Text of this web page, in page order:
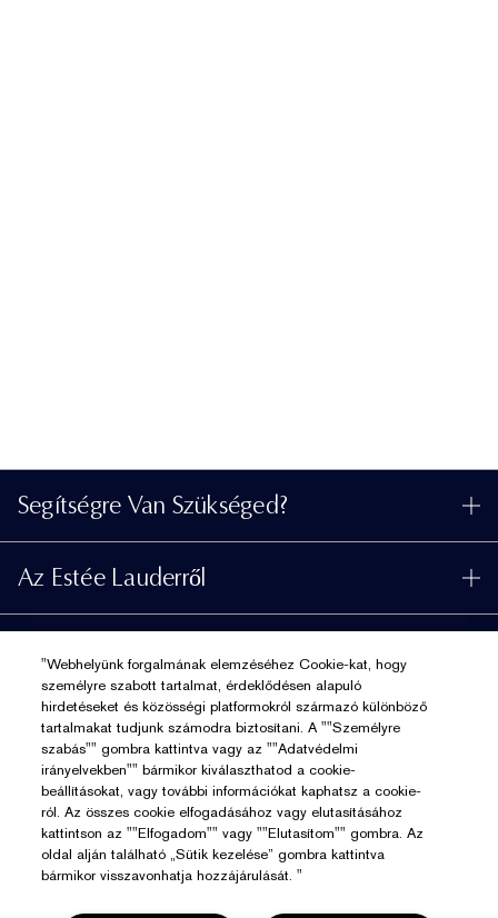
Segítségre Van Szükséged?
Kapcsolat
Kapcsolat a Gyártóval
Szállítási Adatok
Visszaküldés És Csere
GYIK
Chat Most
Az Estée Lauderről
Vállalati Információk
Összetevők Szójegyzéke
Karrier
Promóciók
Üzletkereső
Adatvédelem És Feltételek
Adatvédelmi Szabályzat
Felhasználói Feltételek
Általános Szerződési Feltételek
Ajándékkártya Felhasználási Feltételek
Estée Lauder Inc
"Webhelyünk forgalmának elemzéséhez Cookie-kat, hogy
személyre szabott tartalmat, érdeklődésen alapuló
hirdetéseket és közösségi platformokról származó különböző
tartalmakat tudjunk számodra biztosítani. A ""Személyre
szabás"" gombra kattintva vagy az ""Adatvédelmi
irányelvekben"" bármikor kiválaszthatod a cookie-
beállításokat, vagy további információkat kaphatsz a cookie-
ról. Az összes cookie elfogadásához vagy elutasításához
kattintson az ""Elfogadom"" vagy ""Elutasítom"" gombra. Az
oldal alján található „Sütik kezelése” gombra kattintva
bármikor visszavonhatja hozzájárulását. "